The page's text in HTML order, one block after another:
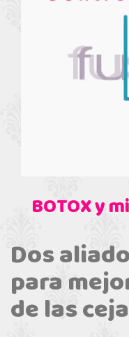
BOTOX y
Dos
para
de las